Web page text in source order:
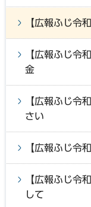
【広報ふじ令
【広報ふじ令
金
【広報ふじ令
さい
【広報ふじ令
【広報ふじ令
して